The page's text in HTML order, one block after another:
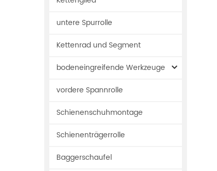
untere Spurrolle
Kettenrad und Segment
bodeneingreifende Werkzeuge
vordere Spannrolle
Schienenschuhmontage
Schienenträgerrolle
Baggerschaufel